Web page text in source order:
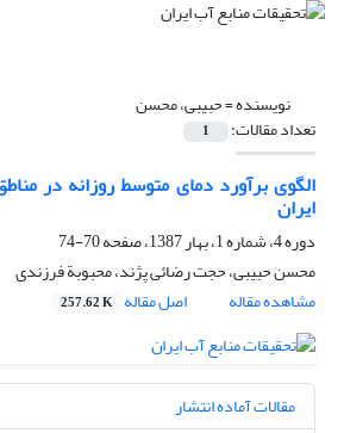
نویسنده =حبیبی، محسن
تعداد مقالات: 1
الگوی برآورد دمای متوسط روزانه در
ایران
دوره 4، شماره 1، بهار 1387، صفحه
70-74
محسن حبیبی، حجت رضائی پژند، محبوبة فرزندی
مشاهده مقاله
اصل مقاله 257.62 K
مقالات آماده انتشار